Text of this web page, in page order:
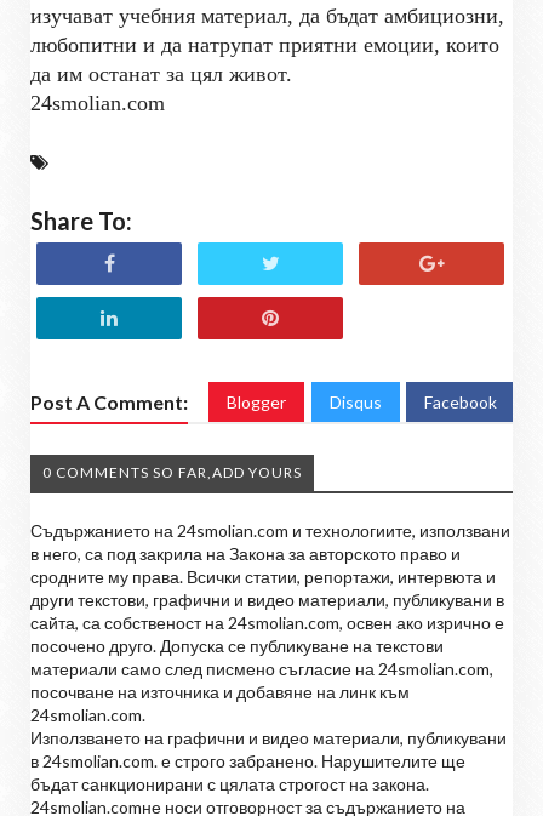
изучават учебния материал, да бъдат амбициозни,
любопитни и да натрупат приятни емоции, които
да им останат за цял живот.
24smolian.com
Share To:
Post A Comment: Blogger Disqus Facebook
0 COMMENTS SO FAR,ADD YOURS
Съдържанието на 24smolian.com и технологиите, използвани
в него, са под закрила на Закона за авторското право и
сродните му права. Всички статии, репортажи, интервюта и
други текстови, графични и видео материали, публикувани в
сайта, са собственост на 24smolian.com, освен ако изрично е
посочено друго. Допуска се публикуване на текстови
материали само след писмено съгласие на 24smolian.com,
посочване на източника и добавяне на линк към
24smolian.com.
Използването на графични и видео материали, публикувани
в 24smolian.com. е строго забранено. Нарушителите ще
бъдат санкционирани с цялата строгост на закона.
24smolian.comне носи отговорност за съдържанието на